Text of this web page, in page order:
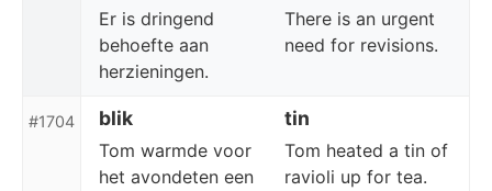
Er is dringend
behoefte aan
herzieningen.
There is an urgent
need for revisions.
#1704 blik tin
Tom warmde voor
het avondeten een
Tom heated a tin of
ravioli up for tea.